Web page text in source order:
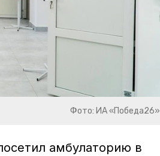
Фото: ИА «Победа26»
амбулаторию в